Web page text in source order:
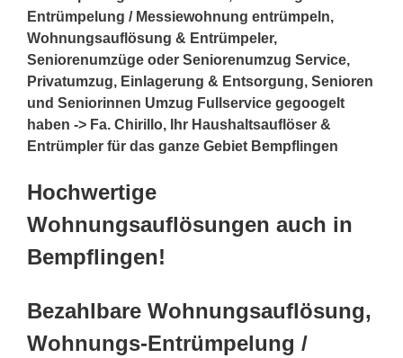
Entrümpelung / Messiewohnung entrümpeln,
Wohnungsauflösung & Entrümpeler,
Seniorenumzüge oder Seniorenumzug Service,
Privatumzug, Einlagerung & Entsorgung, Senioren
und Seniorinnen Umzug Fullservice gegoogelt
haben -> Fa. Chirillo, Ihr Haushaltsauflöser &
Entrümpler für das ganze Gebiet Bempflingen
Hochwertige
Wohnungsauflösungen auch in
Bempflingen!
Bezahlbare Wohnungsauflösung,
Wohnungs-Entrümpelung /